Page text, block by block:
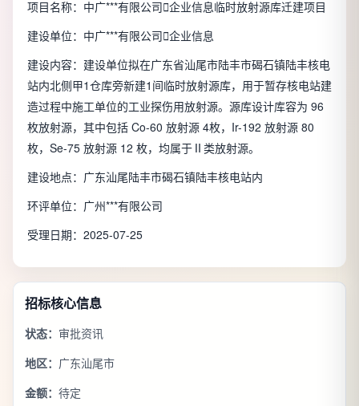
项目名称：中广***有限公司企业信息临时放射源库迁建项目
建设单位：中广***有限公司企业信息
建设内容：建设单位拟在广东省汕尾市陆丰市碣石镇陆丰核电
站内北侧甲1仓库旁新建1间临时放射源库，用于暂存核电站建
造过程中施工单位的工业探伤用放射源。源库设计库容为 96
枚放射源，其中包括 Co-60 放射源 4枚，Ir-192 放射源 80
枚，Se-75 放射源 12 枚，均属于Ⅱ类放射源。
建设地点：广东汕尾陆丰市碣石镇陆丰核电站内
环评单位：广州***有限公司
受理日期：2025-07-25
招标核心信息
状态： 审批资讯
地区： 广东汕尾市
金额： 待定